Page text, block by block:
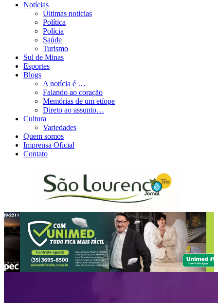
Notícias
Últimas noticias
Política
Polícia
Saúde
Turismo
Sul de Minas
Esportes
Blogs
A notícia é …
Falando ao coração
Memórias de um etíope
Direto ao assunto…
Cultura
Variedades
Quem somos
Imprensa Oficial
Contato